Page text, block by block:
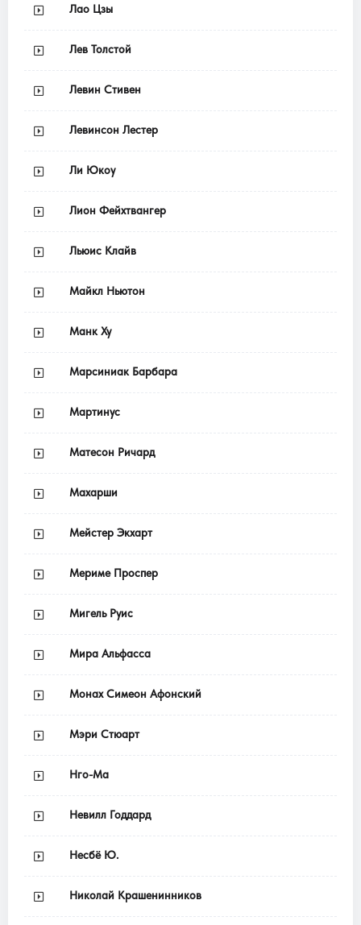
Лао Цзы
Лев Толстой
Левин Стивен
Левинсон Лестер
Ли Юкоу
Лион Фейхтвангер
Льюис Клайв
Майкл Ньютон
Манк Ху
Марсиниак Барбара
Мартинус
Матесон Ричард
Махарши
Мейстер Экхарт
Мериме Проспер
Мигель Руис
Мира Альфасса
Монах Симеон Афонский
Мэри Стюарт
Нго-Ма
Невилл Годдард
Несбё Ю.
Николай Крашенинников